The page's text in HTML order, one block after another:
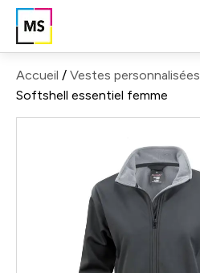
Accueil / Vestes personnalisées
Softshell essentiel femme